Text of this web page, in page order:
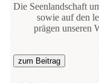
Die Seenlandschaft
sowie auf den
prägen unseren
zum Beitrag